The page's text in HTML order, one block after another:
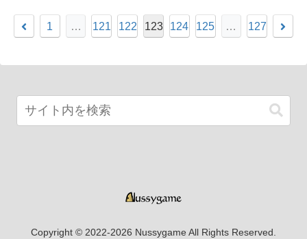
1 … 121 122 123 124 125 … 127
Copyright © 2022-2026 Nussygame All Rights Reserved.